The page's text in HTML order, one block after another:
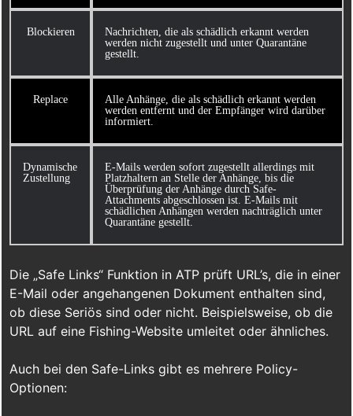
Blockieren
Nachrichten, die als schädlich erkannt werden
werden nicht zugestellt und unter Quarantäne
gestellt.
Replace
Alle Anhänge, die als schädlich erkannt werden
werden entfernt und der Empfänger wird darüber
informiert.
Dynamische
Zustellung
E-Mails werden sofort zugestellt allerdings mit
Platzhaltern an Stelle der Anhänge, bis die
Überprüfung der Anhänge durch Safe-
Attachments abgeschlossen ist. E-Mails mit
schädlichen Anhängen werden nachträglich unter
Quarantäne gestellt.
Die „Safe Links“ Funktion in ATP prüft URL’s, die in einer
E-Mail oder angehangenen Dokument enthalten sind,
ob diese Seriös sind oder nicht. Beispielsweise, ob die
URL auf eine Fishing-Website umleitet oder ähnliches.
Auch bei den Safe-Links gibt es mehrere Policy-
Optionen: